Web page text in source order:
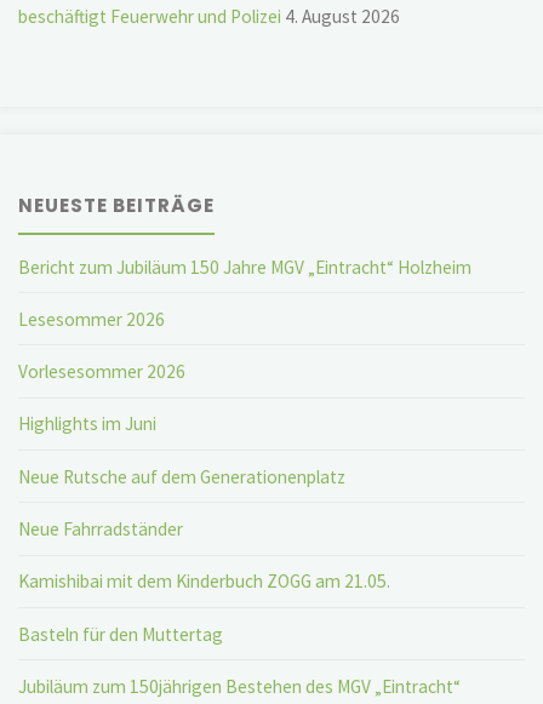
beschäftigt Feuerwehr und Polizei 4. August 2026
NEUESTE BEITRÄGE
Bericht zum Jubiläum 150 Jahre MGV „Eintracht“ Holzheim
Lesesommer 2026
Vorlesesommer 2026
Highlights im Juni
Neue Rutsche auf dem Generationenplatz
Neue Fahrradständer
Kamishibai mit dem Kinderbuch ZOGG am 21.05.
Basteln für den Muttertag
Jubiläum zum 150jährigen Bestehen des MGV „Eintracht“